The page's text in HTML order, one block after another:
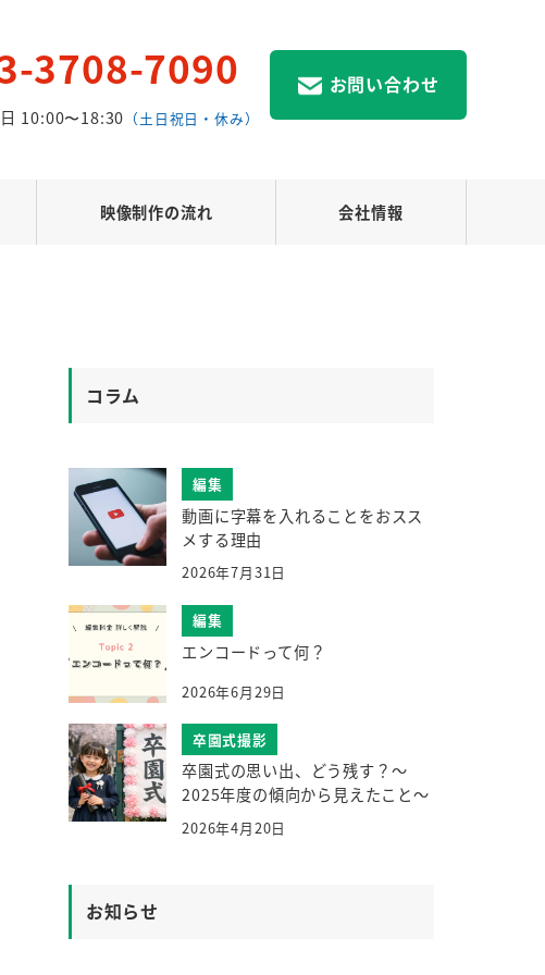
3708-7090
10:00〜18:30 （土日祝日・休み）
お問い合わせ
映像制作の流れ 会社情報
コラム
編集
動画に字幕を入れることをおスス
メする理由
2026年7月31日
編集
エンコードって何？
2026年6月29日
卒園式撮影
卒園式の思い出、どう残す？～
2025年度の傾向から見えたこと～
2026年4月20日
お知らせ